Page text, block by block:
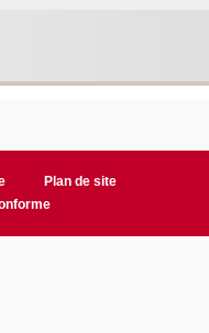
Plan de site